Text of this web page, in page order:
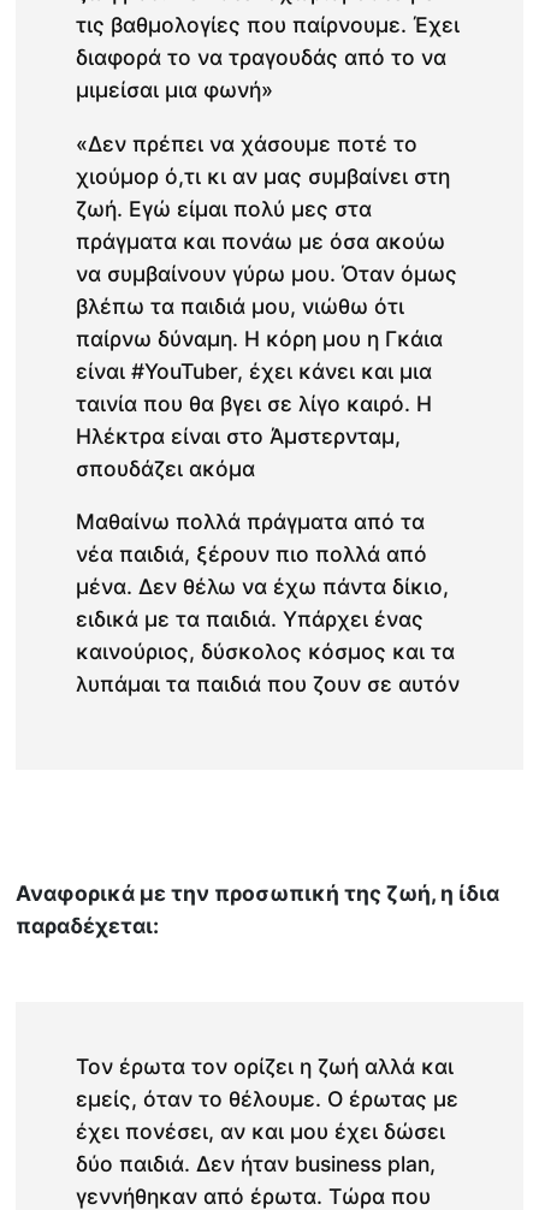
τις βαθμολογίες που παίρνουμε. Έχει
διαφορά το να τραγουδάς από το να
μιμείσαι μια φωνή»
«Δεν πρέπει να χάσουμε ποτέ το
χιούμορ ό,τι κι αν μας συμβαίνει στη
ζωή. Εγώ είμαι πολύ μες στα
πράγματα και πονάω με όσα ακούω
να συμβαίνουν γύρω μου. Όταν όμως
βλέπω τα παιδιά μου, νιώθω ότι
παίρνω δύναμη. Η κόρη μου η Γκάια
είναι #YouTuber, έχει κάνει και μια
ταινία που θα βγει σε λίγο καιρό. Η
Ηλέκτρα είναι στο Άμστερνταμ,
σπουδάζει ακόμα
Μαθαίνω πολλά πράγματα από τα
νέα παιδιά, ξέρουν πιο πολλά από
μένα. Δεν θέλω να έχω πάντα δίκιο,
ειδικά με τα παιδιά. Υπάρχει ένας
καινούριος, δύσκολος κόσμος και τα
λυπάμαι τα παιδιά που ζουν σε αυτόν
Αναφορικά με την προσωπική της ζωή, η ίδια
παραδέχεται:
Τον έρωτα τον ορίζει η ζωή αλλά και
εμείς, όταν το θέλουμε. Ο έρωτας με
έχει πονέσει, αν και μου έχει δώσει
δύο παιδιά. Δεν ήταν business plan,
γεννήθηκαν από έρωτα. Τώρα που